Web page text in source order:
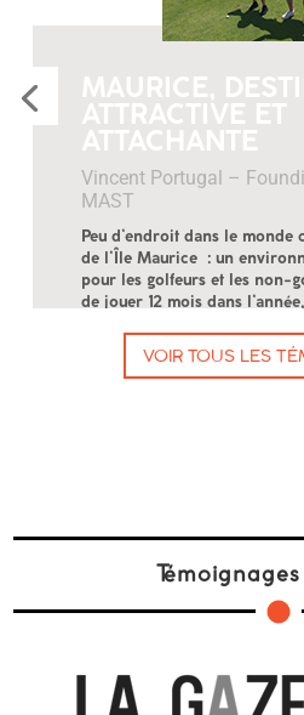
MAURICE,
ATTRACTIVE ET
ATTACHANTE
Vincent Portugal –
MAST
Peu d’endroit dans le monde
de l’Île Maurice : un
pour les golfeurs et les non-
de jouer 12 mois dans
LIRE LA
VOIR TOUS LES